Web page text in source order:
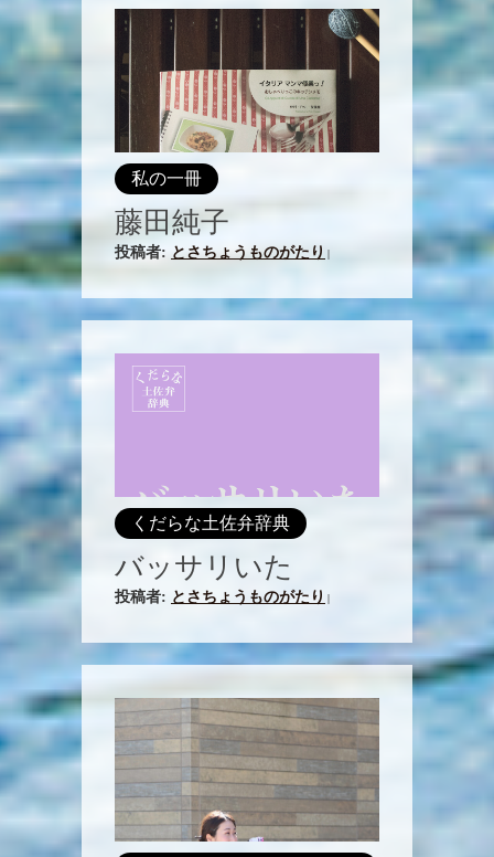
私の一冊
藤田純子
投稿者: とさちょうものがたり
くだらな土佐弁辞典
バッサリいた
投稿者: とさちょうものがたり